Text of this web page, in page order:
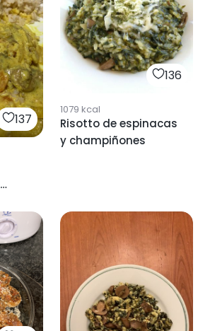
137
136
1079 kcal
Risotto de espinacas
y champiñones